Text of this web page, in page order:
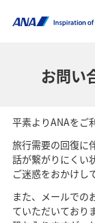
お問い
平素よりANAをご
旅行需要の回復に
話が繋がりにくい
ご迷惑をおかけし
また、メールでの
ていただいており